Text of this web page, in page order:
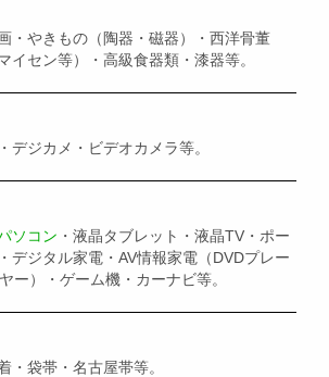
・やきもの（陶器・磁器）・西洋骨董
イセン等）・高級食器類・漆器等。
デジカメ・ビデオカメラ等。
ソコン ・液晶タブレット・液晶TV・ポー
デジタル家電・AV情報家電（DVDプレー
ー）・ゲーム機・カーナビ等。
・袋帯・名古屋帯等。